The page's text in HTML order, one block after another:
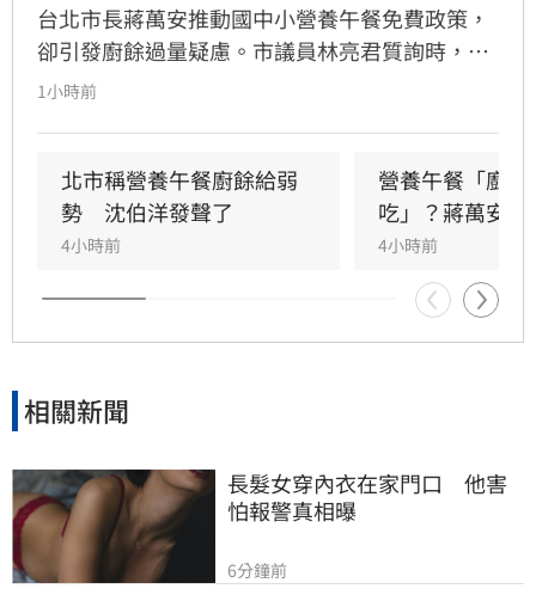
台北市長蔣萬安推動國中小營養午餐免費政策，
卻引發廚餘過量疑慮。市議員林亮君質詢時，教
育局長湯志民拋出將剩餘廚餘與剩食送交「食物
蔣市府就是欺凌弱勢的政府，「蔣萬安還有臉講
食安？」
1小時前
北市稱營養午餐廚餘給弱
勢　沈伯洋發聲了
4小時前
營養午餐「廚
吃」？蔣萬安回
4小時前
相關新聞
長髮女穿內衣在家門口　他害
怕報警真相曝
6分鐘前